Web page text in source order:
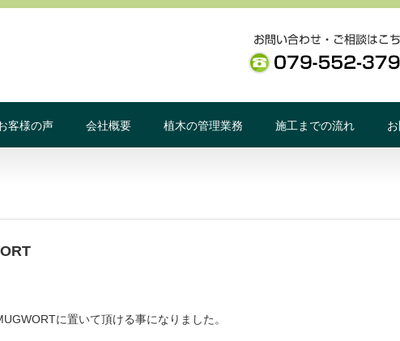
客様の声 会社概要 植木の管理業務 施工までの流れ
に置いて頂ける事になりました。